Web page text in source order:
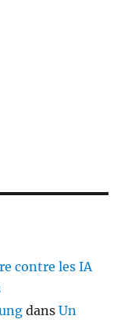
contre les IA
dansUn